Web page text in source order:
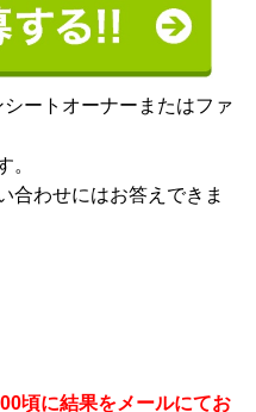
ートオーナーまたはファ
。
合わせにはお答えできま
頃に結果をメールにてお